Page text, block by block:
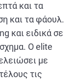
και τα
και τα φάουλ.
και ειδικά σε
Ο elite
με
τις